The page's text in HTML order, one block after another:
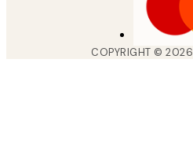
COPYRIGHT ©2026